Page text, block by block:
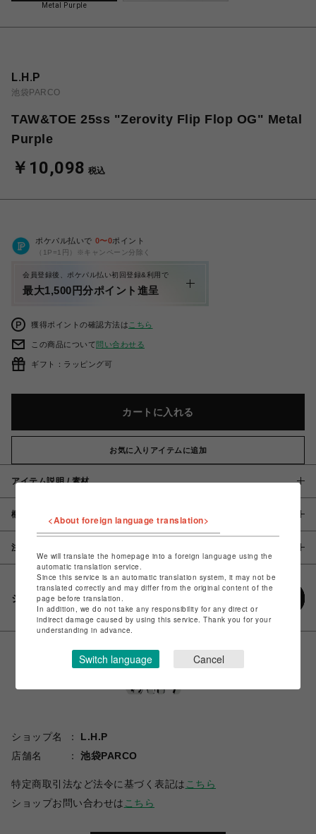
Metal Purple
L.H.P
池袋PARCO
TAW&TOE 25ss "Zerovity Flip Flop OG" Metal
Purple
￥10,098 税込
ポケパル払いで 0〜0ポイント
（1P=1円）※キャンペーン分除く
会員登録後、ポケパル払い初回登録&利用で
最大1,500円分ポイント進呈
獲得ポイントの確認方法は こちら
この商品について問い合わせる
ギフト：ラッピング可
カートに入れる
お気に入りアイテムに追加
アイテム説明 / 素材
概要
注意事項
シェアする
ショップ名
L.H.P
店舗名
池袋PARCO
特定商取引法など法令に基づく表記は こちら
ショップお問い合わせは こちら
<About foreign language translation>
We will translate the homepage into a foreign language using the
automatic translation service.
Since this service is an automatic translation system, it may not be
translated correctly and may differ from the original content of the
page before translation.
In addition, we do not take any responsibility for any direct or
indirect damage caused by using this service. Thank you for your
understanding in advance.
Switch language Cancel